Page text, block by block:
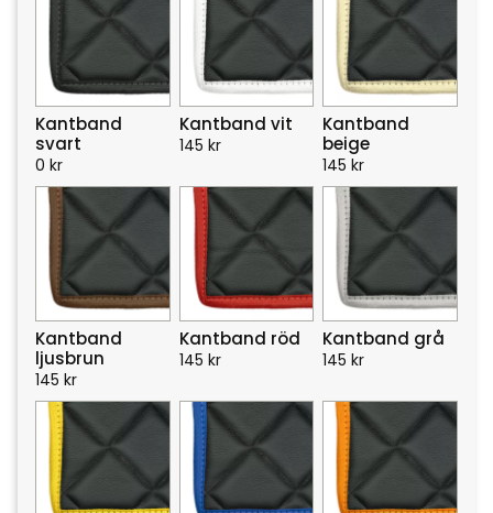
Kantband
svart
0 kr
Kantband vit
145 kr
Kantband
beige
145 kr
Kantband
ljusbrun
145 kr
Kantband röd
145 kr
Kantband grå
145 kr